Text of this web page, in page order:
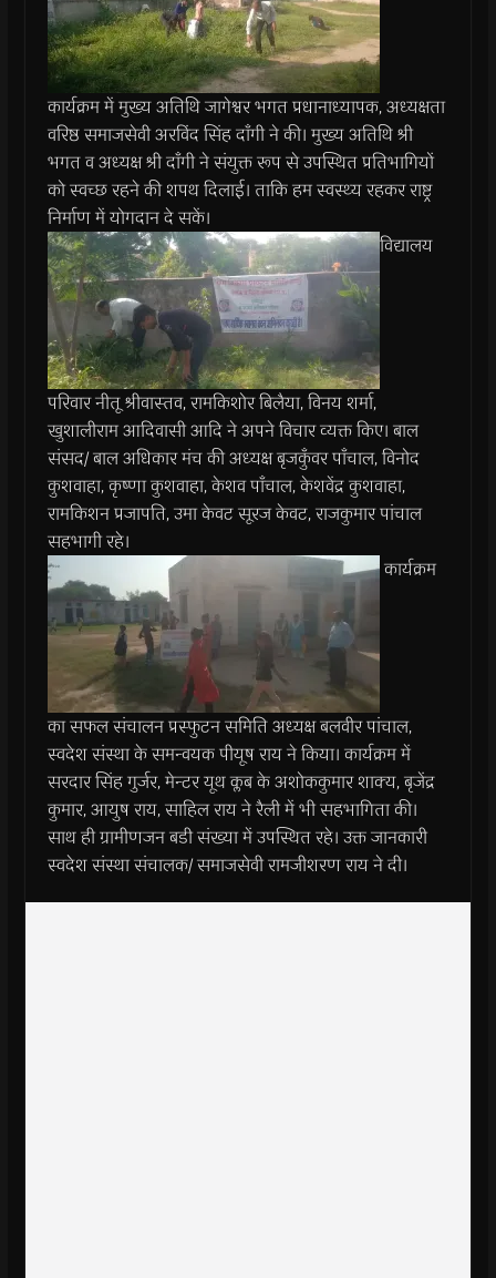
कार्यक्रम में मुख्य अतिथि जागेश्वर भगत प्रधानाध्यापक, अध्यक्षता
वरिष्ठ समाजसेवी अरविंद सिंह दाँगी ने की। मुख्य अतिथि श्री
भगत व अध्यक्ष श्री दाँगी ने संयुक्त रूप से उपस्थित प्रतिभागियों
को स्वच्छ रहने की शपथ दिलाई। ताकि हम स्वस्थ्य रहकर राष्ट्र
निर्माण में योगदान दे सकें।
विद्यालय
परिवार नीतू श्रीवास्तव, रामकिशोर बिलैया, विनय शर्मा,
खुशालीराम आदिवासी आदि ने अपने विचार व्यक्त किए। बाल
संसद/ बाल अधिकार मंच की अध्यक्ष बृजकुँवर पाँचाल, विनोद
कुशवाहा, कृष्णा कुशवाहा, केशव पाँचाल, केशवेंद्र कुशवाहा,
रामकिशन प्रजापति, उमा केवट सूरज केवट, राजकुमार पांचाल
सहभागी रहे।
कार्यक्रम
का सफल संचालन प्रस्फुटन समिति अध्यक्ष बलवीर पांचाल,
स्वदेश संस्था के समन्वयक पीयूष राय ने किया। कार्यक्रम में
सरदार सिंह गुर्जर, मेन्टर यूथ क्लब के अशोककुमार शाक्य, बृजेंद्र
कुमार, आयुष राय, साहिल राय ने रैली में भी सहभागिता की।
साथ ही ग्रामीणजन बडी संख्या में उपस्थित रहे। उक्त जानकारी
स्वदेश संस्था संचालक/ समाजसेवी रामजीशरण राय ने दी।